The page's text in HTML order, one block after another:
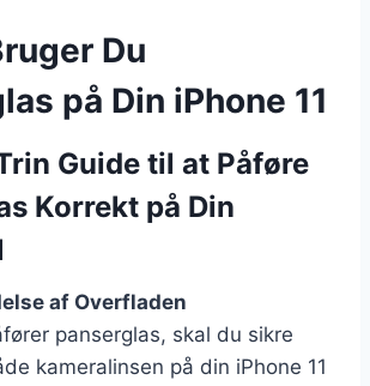
Du
på Din iPhone 11
Guide til at Påføre
Korrekt på Din
af Overfladen
panserglas, skal du sikre
kameralinsen på din iPhone 11